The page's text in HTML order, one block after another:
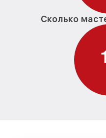
Сколько